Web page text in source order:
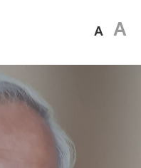
A A